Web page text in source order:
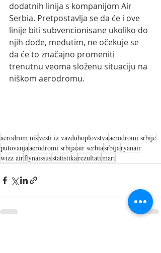
dodatnih linija s kompanijom Air
Serbia. Pretpostavlja se da će i ove
linije biti subvencionisane ukoliko do
njih dođe, međutim, ne očekuje se
da će to značajno promeniti
trenutnu veoma složenu situaciju na
niškom aerodromu.
aerodrom nišvesti iz vazduhoplovstvaaerodromi srbije
putovanjaaerodromi srbijaair serbiasrbijaryanair
wizz airflynaissusstatistikarezultatimart